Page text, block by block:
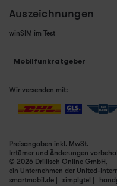
Auszeichnungen
winSIM im Test
Mobilfunkratgeber
Wir versenden mit:
Preisangaben inkl. MwSt.
Irrtümer und Änderungen
© 2026 Drillisch Online GmbH,
ein Unternehmen der United-
smartmobil.de
simplytel